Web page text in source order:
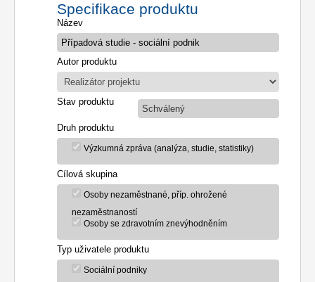
Specifikace produktu
Název
Autor produktu
Stav produktu
Schválený
Druh produktu
Výzkumná zpráva (analýza, studie, statistiky)
Cílová skupina
Osoby nezaměstnané, příp. ohrožené
nezaměstnaností
Osoby se zdravotním znevýhodněním
Typ uživatele produktu
Sociální podniky